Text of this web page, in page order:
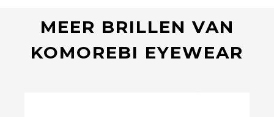
MEER BRILLEN VAN
KOMOREBI EYEWEAR